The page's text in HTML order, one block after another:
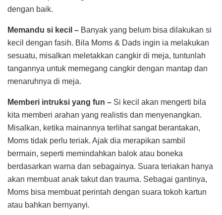
dengan baik.
Memandu si kecil – Banyak yang belum bisa dilakukan si
kecil dengan fasih. Bila Moms & Dads ingin ia melakukan
sesuatu, misalkan meletakkan cangkir di meja, tuntunlah
tangannya untuk memegang cangkir dengan mantap dan
menaruhnya di meja.
Memberi intruksi yang fun – Si kecil akan mengerti bila
kita memberi arahan yang realistis dan menyenangkan.
Misalkan, ketika mainannya terlihat sangat berantakan,
Moms tidak perlu teriak. Ajak dia merapikan sambil
bermain, seperti memindahkan balok atau boneka
berdasarkan warna dan sebagainya. Suara teriakan hanya
akan membuat anak takut dan trauma. Sebagai gantinya,
Moms bisa membuat perintah dengan suara tokoh kartun
atau bahkan bernyanyi.